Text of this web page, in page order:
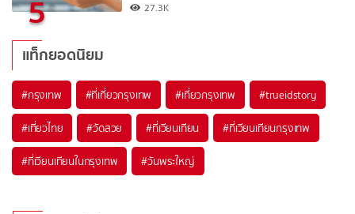
5 27.3K
แท็กยอดนิยม
#กรุงเทพ #ที่เที่ยวกรุงเทพ #เที่ยวกรุงเทพ #trueidstory
#เที่ยวไทย #วัดสวย #ที่เวียนเทียน #ที่เวียนเทียนกรุงเทพ
#ที่เวียนเทียนในกรุงเทพ #วันพระใหญ่